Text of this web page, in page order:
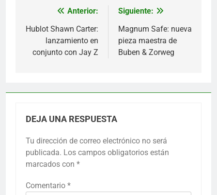
Navegación
de
entradas
Anterior:
Hublot Shawn Carter:
lanzamiento en
conjunto con Jay Z
Siguiente:
Magnum Safe: nueva
pieza maestra de
Buben & Zorweg
DEJA UNA RESPUESTA
Tu dirección de correo electrónico no será
publicada. Los campos obligatorios están
marcados con *
Comentario *